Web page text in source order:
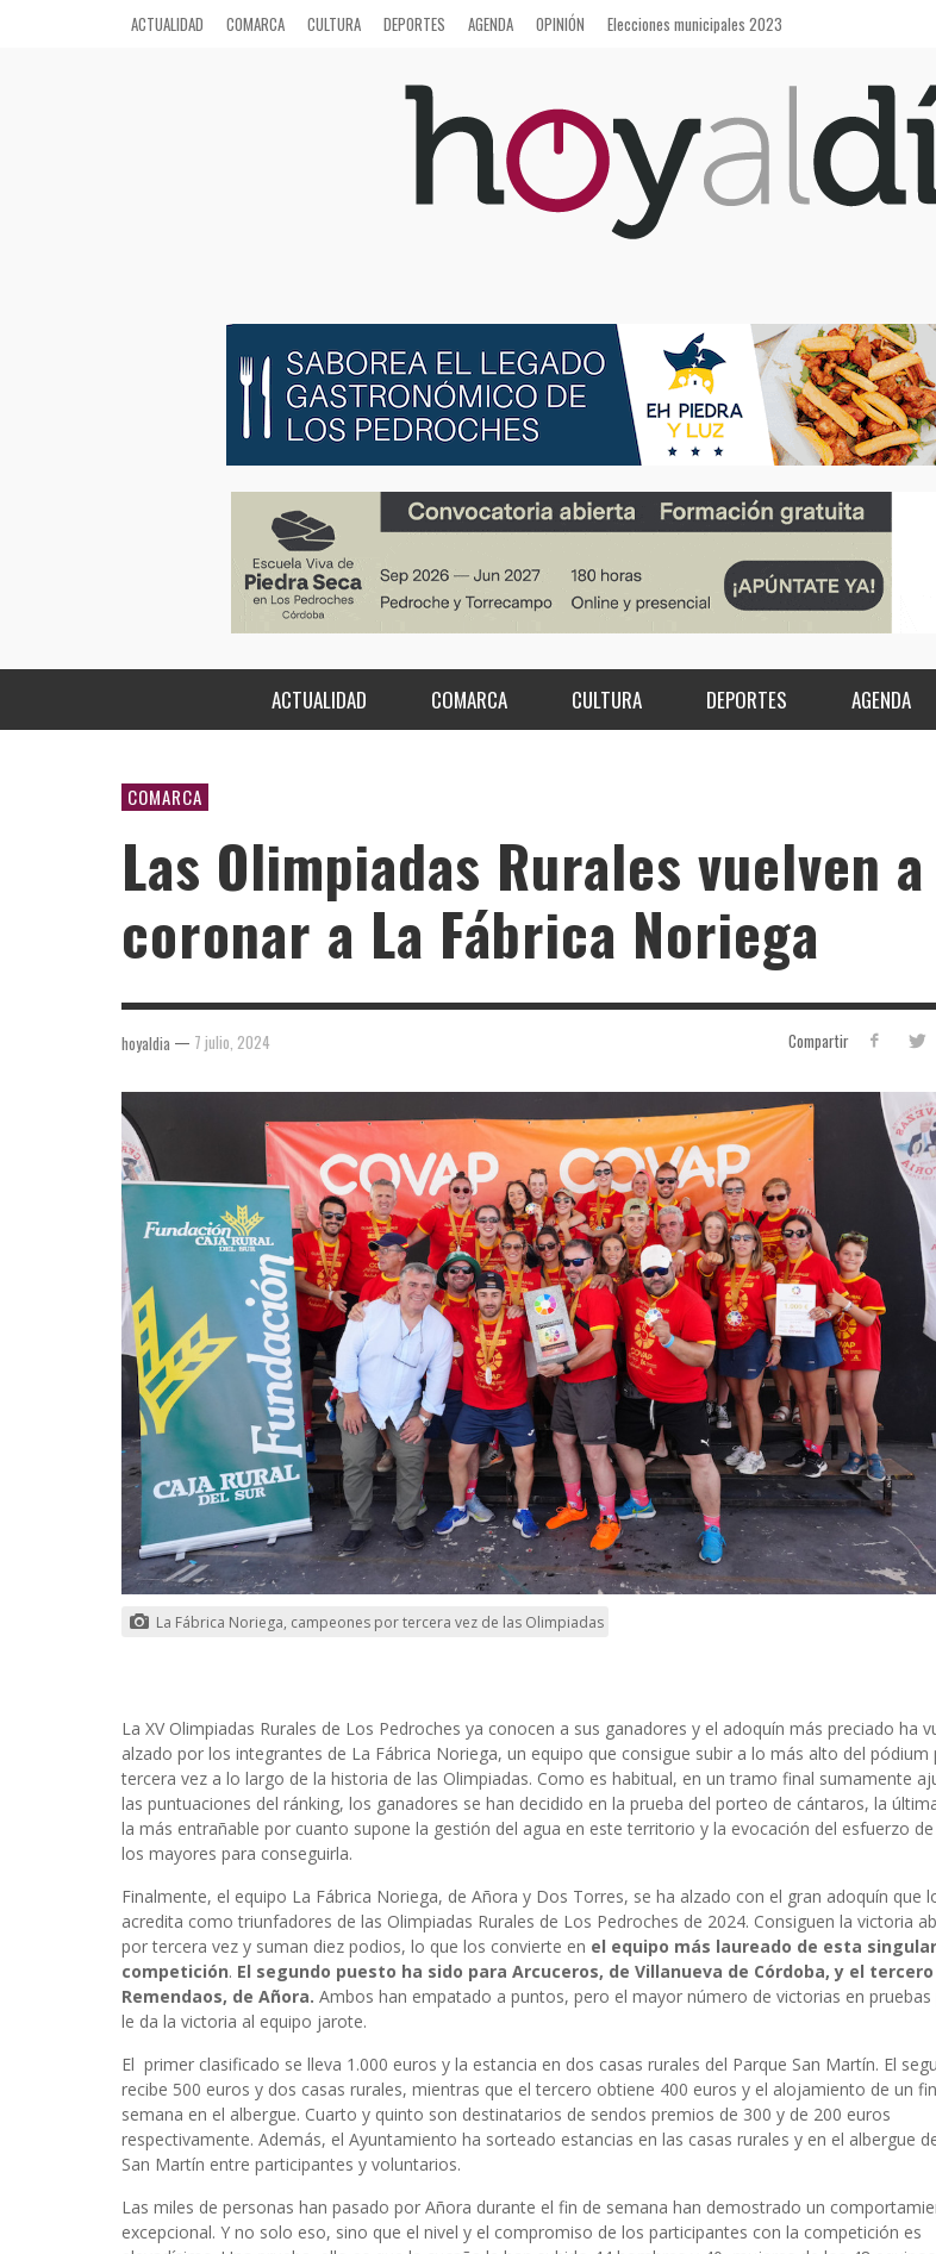
ACTUALIDAD COMARCA CULTURA DEPORTES AGENDA OPINIÓN Elecciones municipales 2023
ACTUALIDAD COMARCA CULTURA DEPORTES AGENDA
COMARCA
Las Olimpiadas Rurales vuelven a
coronar a La Fábrica Noriega
Compartir
hoyaldia — 7 julio, 2024
La Fábrica Noriega, campeones por tercera vez de las Olimpiadas
La XV Olimpiadas Rurales de Los Pedroches ya conocen a sus ganadores y el adoquín más preciado ha
alzado por los integrantes de La Fábrica Noriega, un equipo que consigue subir a lo más alto del pódium
tercera vez a lo largo de la historia de las Olimpiadas. Como es habitual, en un tramo final sumamente
las puntuaciones del ránking, los ganadores se han decidido en la prueba del porteo de cántaros, la
la más entrañable por cuanto supone la gestión del agua en este territorio y la evocación del esfuerzo de
los mayores para conseguirla.
Finalmente, el equipo La Fábrica Noriega, de Añora y Dos Torres, se ha alzado con el gran adoquín que
acredita como triunfadores de las Olimpiadas Rurales de Los Pedroches de 2024. Consiguen la victoria
por tercera vez y suman diez podios, lo que los convierte en el equipo más laureado de esta singular
competición. El segundo puesto ha sido para Arcuceros, de Villanueva de Córdoba, y el
Remendaos, de Añora. Ambos han empatado a puntos, pero el mayor número de victorias en pruebas
le da la victoria al equipo jarote.
El primer clasificado se lleva 1.000 euros y la estancia en dos casas rurales del Parque San Martín. El
recibe 500 euros y dos casas rurales, mientras que el tercero obtiene 400 euros y el alojamiento de un
semana en el albergue. Cuarto y quinto son destinatarios de sendos premios de 300 y de 200 euros
respectivamente. Además, el Ayuntamiento ha sorteado estancias en las casas rurales y en el albergue
San Martín entre participantes y voluntarios.
Las miles de personas han pasado por Añora durante el fin de semana han demostrado un
excepcional. Y no solo eso, sino que el nivel y el compromiso de los participantes con la competición es